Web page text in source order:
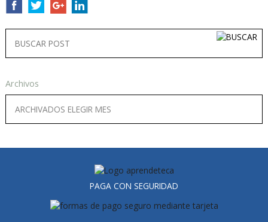
Archivos
PAGA CON SEGURIDAD